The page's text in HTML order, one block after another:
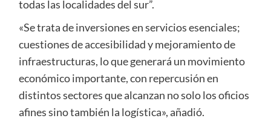
todas las localidades del sur”.
«Se trata de inversiones en servicios esenciales;
cuestiones de accesibilidad y mejoramiento de
infraestructuras, lo que generará un movimiento
económico importante, con repercusión en
distintos sectores que alcanzan no solo los oficios
afines sino también la logística», añadió.